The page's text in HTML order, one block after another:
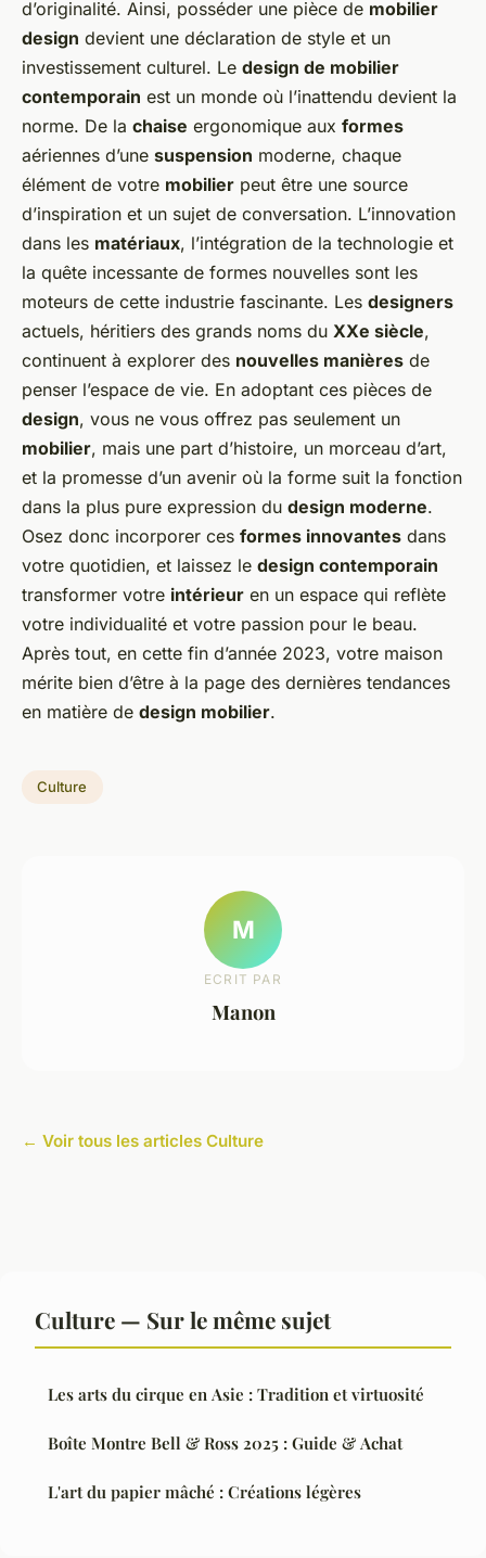
d’originalité. Ainsi, posséder une pièce de mobilier
design devient une déclaration de style et un
investissement culturel. Le design de mobilier
contemporain est un monde où l’inattendu devient la
norme. De la chaise ergonomique aux formes
aériennes d’une suspension moderne, chaque
élément de votre mobilier peut être une source
d’inspiration et un sujet de conversation. L’innovation
dans les matériaux, l’intégration de la technologie et
la quête incessante de formes nouvelles sont les
moteurs de cette industrie fascinante. Les designers
actuels, héritiers des grands noms du XXe siècle,
continuent à explorer des nouvelles manières de
penser l’espace de vie. En adoptant ces pièces de
design, vous ne vous offrez pas seulement un
mobilier, mais une part d’histoire, un morceau d’art,
et la promesse d’un avenir où la forme suit la fonction
dans la plus pure expression du design moderne.
Osez donc incorporer ces formes innovantes dans
votre quotidien, et laissez le design contemporain
transformer votre intérieur en un espace qui reflète
votre individualité et votre passion pour le beau.
Après tout, en cette fin d’année 2023, votre maison
mérite bien d’être à la page des dernières tendances
en matière de design mobilier.
Culture
M
ECRIT PAR
Manon
← Voir tous les articles Culture
Culture — Sur le même sujet
Les arts du cirque en Asie : Tradition et virtuosité
Boîte Montre Bell & Ross 2025 : Guide & Achat
L'art du papier mâché : Créations légères